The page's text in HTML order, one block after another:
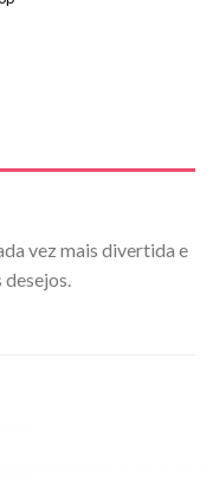
vez mais divertida e
desejos.